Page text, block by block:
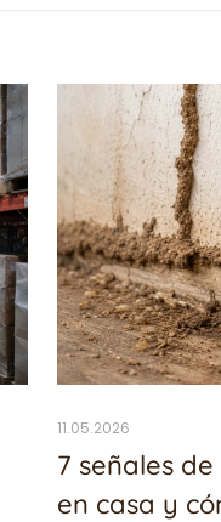
11.05.2026
7 señales
en casa y